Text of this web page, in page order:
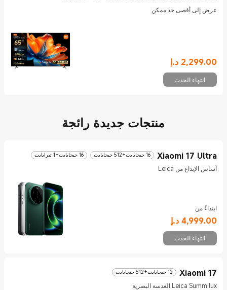
عرض إلى أقصى حد ممكن
2,299.00 د.إ Current Price د.إ2299
انتهاء الحدث
منتجات جديدة رائجة
Xiaomi 17 Ultra 16 جيجابايت+512 جيجابايت 16 جيجابايت+1 تيرابايت
أساس الإبداع من Leica
ابتداءً من
4,999.00 د.إ Current Price د.إ4999
انتهاء الحدث
Xiaomi 17 12 جيجابايت+512 جيجابايت
Leica Summilux العدسة البصرية